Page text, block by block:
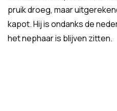
pruik droeg, maar
kapot. Hij is ondanks de
het nephaar is blijven zitten.